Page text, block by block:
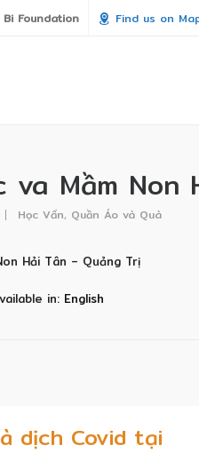
Bi Foundation Find us on
va Mầm Non
Học Vấn, Quần Áo và Quà
Hải Tân – Quảng Trị
in: English
dịch Covid tại